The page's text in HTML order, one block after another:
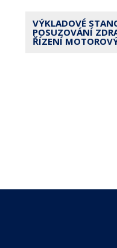
VÝKLADOVÉ
POSUZOVÁNÍ
ŘÍZENÍ